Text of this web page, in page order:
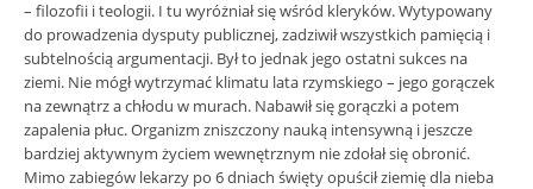
– filozofii i teologii. I tu wyróżniał się wśród kleryków. Wytypowany
do prowadzenia dysputy publicznej, zadziwił wszystkich pamięcią i
subtelnością argumentacji. Był to jednak jego ostatni sukces na
ziemi. Nie mógł wytrzymać klimatu lata rzymskiego – jego gorączek
na zewnątrz a chłodu w murach. Nabawił się gorączki a potem
zapalenia płuc. Organizm zniszczony nauką intensywną i jeszcze
bardziej aktywnym życiem wewnętrznym nie zdołał się obronić.
Mimo zabiegów lekarzy po 6 dniach święty opuścił ziemię dla nieba